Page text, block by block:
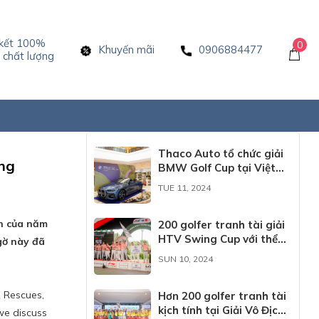
100%
chất lượng
Khuyến mãi 0906884477 0
của năm
này đã
discuss
Thaco Auto tổ chức giải
BMW Golf Cup tại Việt
Nam
TUE 11, 2024
200 golfer tranh tài giải
HTV Swing Cup với thể
thức mới lạ
SUN 10, 2024
Hơn 200 golfer tranh tài
kịch tính tại Giải Vô Địch